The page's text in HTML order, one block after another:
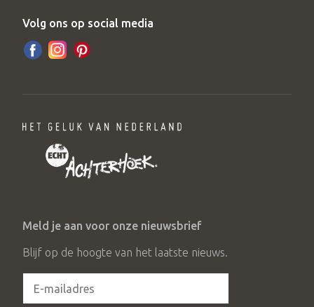
Volg ons op social media
Meld je aan voor onze nieuwsbrief
Blijf op de hoogte van het laatste nieuws.